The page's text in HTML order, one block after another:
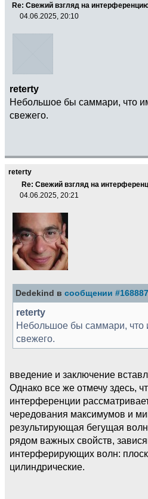
Re: Свежий взгляд на
04.06.2025, 20:10
reterty
Небольшое бы саммари, что
свежего.
reterty
Re: Свежий взгляд на
04.06.2025, 20:21
Dedekind в сообщении
reterty
Небольшое бы саммари, что
свежего.
введение и заключение
Однако все же отмечу здесь,
интерференции
чередования максимумов и
результирующая бегущая
рядом важных свойств,
интерферирующих волн:
цилиндрические.